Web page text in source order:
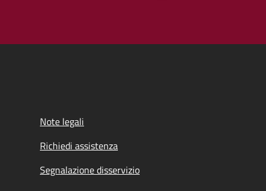
Note legali
Richiedi assistenza
Segnalazione disservizio